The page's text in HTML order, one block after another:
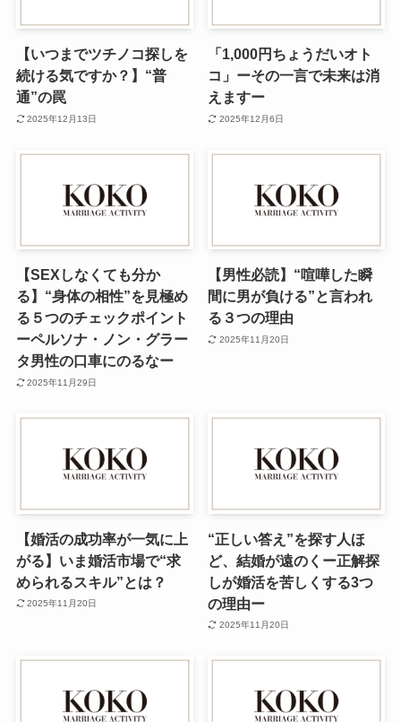
【いつまでツチノコ探しを
続ける気ですか？】“普
通”の罠
2025年12月13日
「1,000円ちょうだいオト
コ」ーその一言で未来は消
えますー
2025年12月6日
【SEXしなくても分か
る】“身体の相性”を見極め
る５つのチェックポイント
ーペルソナ・ノン・グラー
タ男性の口車にのるなー
2025年11月29日
【男性必読】“喧嘩した瞬
間に男が負ける”と言われ
る３つの理由
2025年11月20日
【婚活の成功率が一気に上
がる】いま婚活市場で“求
められるスキル”とは？
2025年11月20日
“正しい答え”を探す人ほ
ど、結婚が遠のくー正解探
しが婚活を苦しくする3つ
の理由ー
2025年11月20日